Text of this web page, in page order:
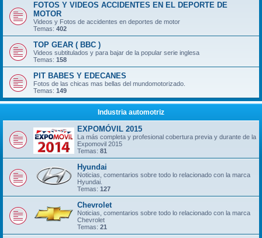
FOTOS Y VIDEOS ACCIDENTES EN EL DEPORTE DE
MOTOR
Videos y Fotos de accidentes en deportes de motor
Temas: 402
TOP GEAR ( BBC )
Videos subtitulados y para bajar de la popular serie inglesa
Temas: 158
PIT BABES Y EDECANES
Fotos de las chicas mas bellas del mundomotorizado.
Temas: 149
Industria automotriz
EXPOMÓVIL 2015
La más completa y profesional cobertura previa y durante de la
Expomovil 2015
Temas: 81
Hyundai
Noticias, comentarios sobre todo lo relacionado con la marca
Hyundai.
Temas: 127
Chevrolet
Noticias, comentarios sobre todo lo relacionado con la marca
Chevrolet
Temas: 21